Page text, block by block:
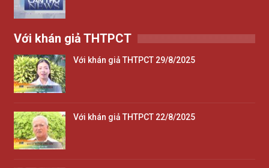
Với khán giả THTPCT
Với khán giả THTPCT 29/8/2025
Với khán giả THTPCT 22/8/2025